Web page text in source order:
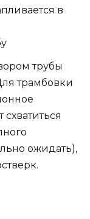
в
трубы
трамбовки
ожидать),